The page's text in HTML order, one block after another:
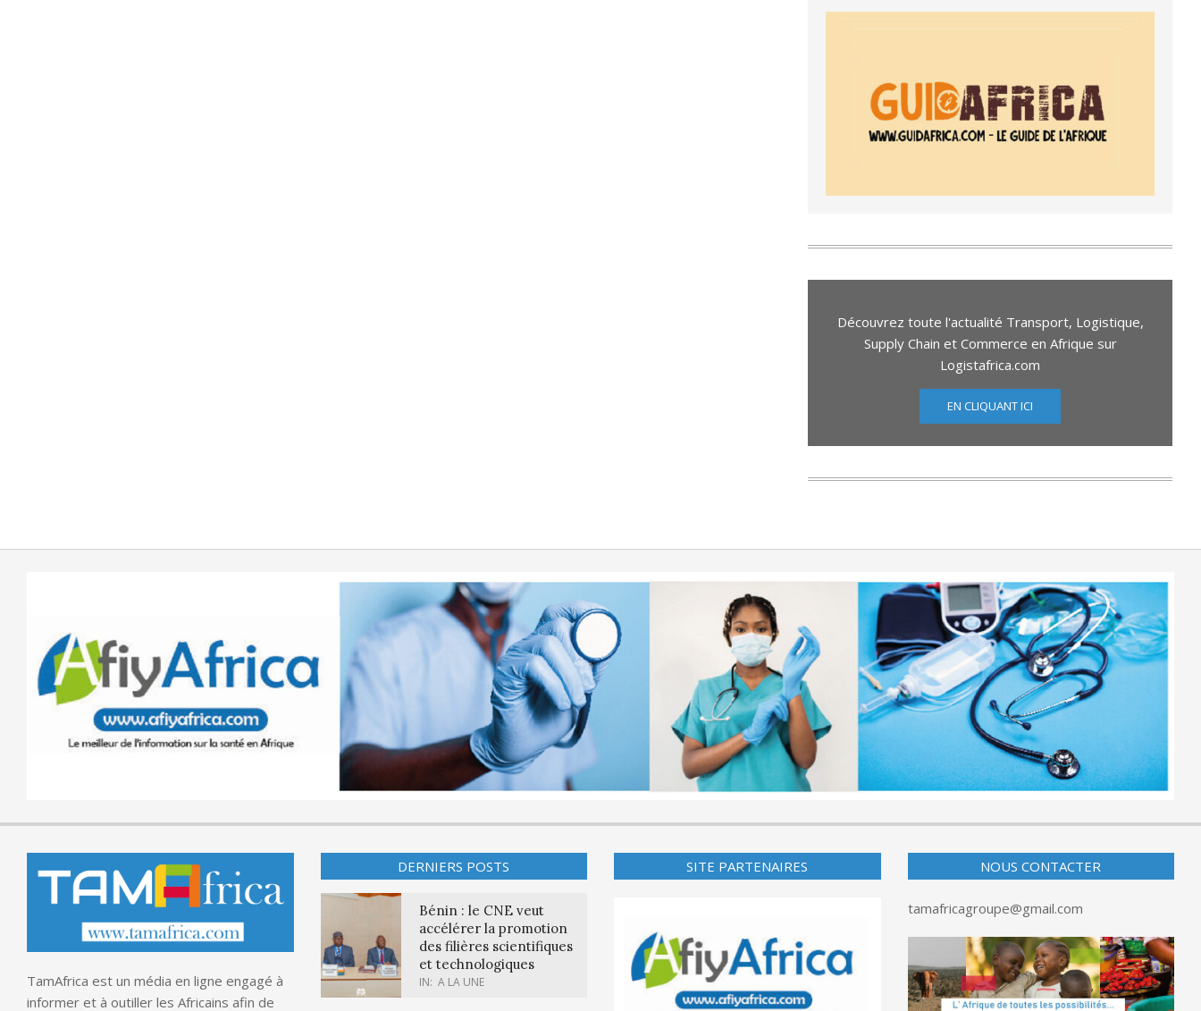
Découvrez toute l'actualité Transport, Logistique,
Supply Chain et Commerce en Afrique sur
Logistafrica.com
EN CLIQUANT ICI
TamAfrica est un média en ligne engagé à
informer et à outiller les Africains afin de
DERNIERS POSTS
Bénin : le CNE veut
accélérer la promotion
des filières scientifiques
et technologiques
IN: A LA UNE
SITE PARTENAIRES NOUS CONTACTER
tamafricagroupe@gmail.com